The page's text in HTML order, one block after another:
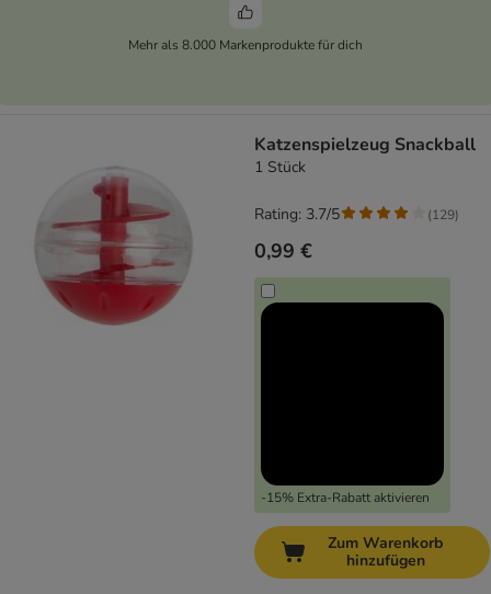
Mehr als 8.000 Markenprodukte für dich
Katzenspielzeug Snackball
1 Stück
0,99 €
-15% Extra-Rabatt aktivieren
Rating: 3.7/5 (129)
Zum Warenkorb
hinzufügen